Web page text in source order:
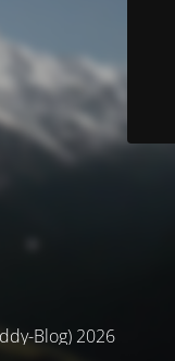
Blog) 2026